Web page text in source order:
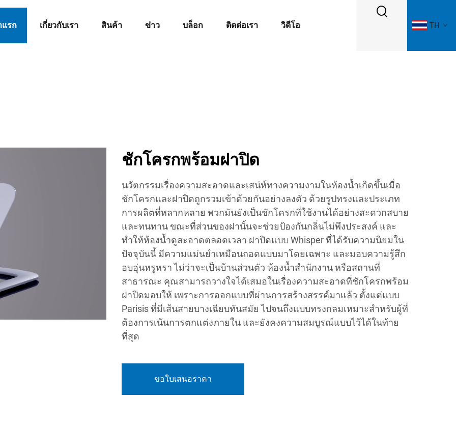
รก เกี่ยวกับเรา สินค้า ข่าว บล็อก ติดต่อเรา วิดีโอ TH
ชักโครกพร้อมฝาปิด
นวัตกรรมเรื่องความสะอาดและเสน่ห์ทางความงามในห้องน้ำเกิดขึ้นเมื่อ
ชักโครกและฝาปิดถูกรวมเข้าด้วยกันอย่างลงตัว ด้วยรูปทรงและประเภท
การผลิตที่หลากหลาย พวกมันยังเป็นชักโครกที่ใช้งานได้อย่างสะดวกสบาย
และทนทาน ขณะที่ส่วนของฝานั้นจะช่วยป้องกันกลิ่นไม่พึงประสงค์ และ
ทำให้ห้องน้ำดูสะอาดตลอดเวลา ฝาปิดแบบ Whisper ที่ได้รับความนิยมใน
ปัจจุบันนี้ มีความแม่นยำเหมือนถอดแบบมาโดยเฉพาะ และมอบความรู้สึก
อบอุ่นหรูหรา ไม่ว่าจะเป็นบ้านส่วนตัว ห้องน้ำสำนักงาน หรือสถานที่
สาธารณะ คุณสามารถวางใจได้เสมอในเรื่องความสะอาดที่ชักโครกพร้อม
ฝาปิดมอบให้ เพราะการออกแบบที่ผ่านการสร้างสรรค์มาแล้ว ตั้งแต่แบบ
Parisis ที่มีเส้นสายบางเฉียบทันสมัย ไปจนถึงแบบทรงกลมเหมาะสำหรับผู้ที่
ต้องการเน้นการตกแต่งภายใน และยังคงความสมบูรณ์แบบไว้ได้ในท้าย
ที่สุด
ขอใบเสนอราคา